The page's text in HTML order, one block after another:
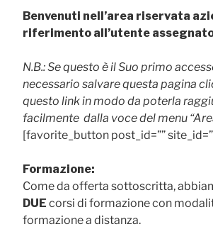
Benvenuti nell’area riservata
riferimento all’utente
N.B.: Se questo è il Suo primo
necessario salvare questa pagina
questo link in modo da poterla
facilmente dalla voce del menu
[favorite_button post_id=””
Formazione:
Come da offerta sottoscritta,
DUE corsi di formazione con
formazione a distanza.